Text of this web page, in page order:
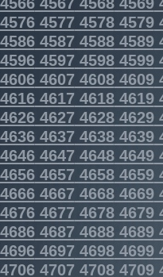
457745784579
458745884589
459745984599
4607 46084609
4617 46184619
4627 46284629
463746384639
464746484649
465746584659
4667 46684669
4677 46784679
4687 46884689
4697 46984699
4707 47084709